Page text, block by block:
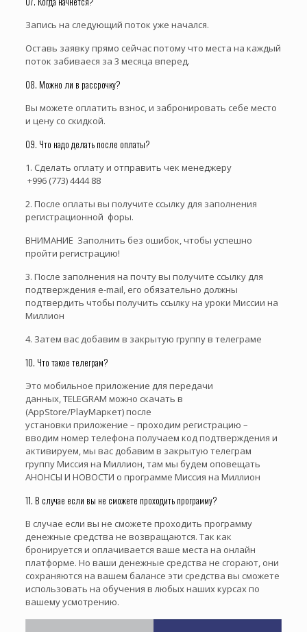
Запись на следующий поток уже начался.
Оставь заявку прямо сейчас потому что места на каждый
поток забиваеся за 3 месяца вперед.
08. Можно ли в рассрочку?
Вы можете оплатить взнос, и забронировать себе место
и цену со скидкой.
09. Что надо делать после оплаты?
1. Сделать оплату и отправить чек менеджеру
+996 (773) 4444 88
2. После оплаты вы получите ссылку для заполнения
регистрационной форы.
ВНИМАНИЕ Заполнить без ошибок, чтобы успешно
пройти регистрацию!
3. После заполнения на почту вы получите ссылку для
подтверждения e-mail, его обязательно должны
подтвердить чтобы получить ссылку на уроки Миссии на
Миллион
4. Затем вас добавим в закрытую группу в телеграме
10. Что такое телеграм?
Это мобильное приложение для передачи
данных, TELEGRAM можно скачать в
(AppStore/PlayМаркет) после
установки приложение – проходим регистрацию –
вводим номер телефона получаем код подтверждения и
активируем, мы вас добавим в закрытую телеграм
группу Миссия на Миллион, там мы будем оповещать
АНОНСЫ И НОВОСТИ о программе Миссия на Миллион
11. В случае если вы не сможете проходить программу?
В случае если вы не сможете проходить программу
денежные средства не возвращаются. Так как
бронируется и оплачивается ваше места на онлайн
платформе. Но ваши денежные средства не сгорают, они
сохраняются на вашем балансе эти средства вы сможете
использовать на обучения в любых наших курсах по
вашему усмотрению.